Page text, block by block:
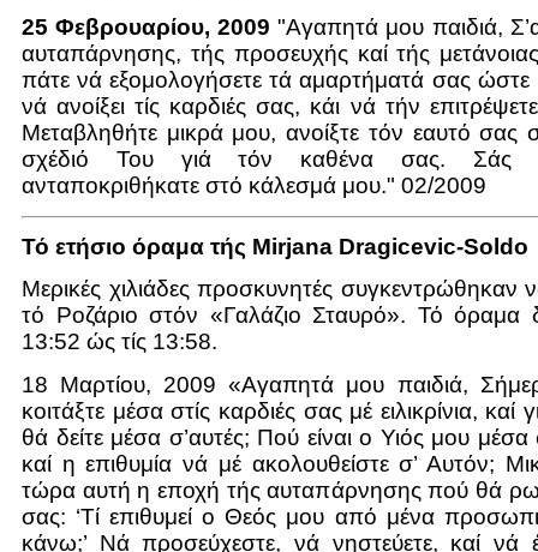
25 Φεβρουαρίου, 2009 "Αγαπητά μου παιδιά,
αυταπάρνησης, τής προσευχής καί τής
πάτε νά εξομολογήσετε τά αμαρτήματά σας ώστε
νά ανοίξει τίς καρδιές σας, κάι νά τήν
Μεταβληθήτε μικρά μου, ανοίξτε τόν εαυτό σας
σχέδιό Του γιά τόν καθένα σας. Σάς
ανταποκριθήκατε στό κάλεσμά μου." 02/2009
Τό ετήσιο όραμα τής Mirjana Dragicevic-Soldo
Μερικές χιλιάδες προσκυνητές συγκεντρώθηκαν
τό Ροζάριο στόν «Γαλάζιο Σταυρό». Τό όραμα
13:52 ώς τίς 13:58.
18 Μαρτίου, 2009 «Αγαπητά μου παιδιά,
κοιτάξτε μέσα στίς καρδιές σας μέ ειλικρίνια, καί
θά δείτε μέσα σ’αυτές; Πού είναι ο Υιός μου μέσα
καί η επιθυμία νά μέ ακολουθείστε σ’ Αυτόν;
τώρα αυτή η εποχή τής αυταπάρνησης πού θά
σας: ‘Τί επιθυμεί ο Θεός μου από μένα
κάνω;’ Νά προσεύχεστε, νά νηστεύετε, καί νά